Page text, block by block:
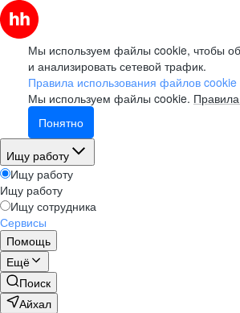
Мы используем файлы cookie, чтобы
и анализировать сетевой трафик.
Правила использования файлов cookie
Мы используем файлы cookie.
Понятно
Ищу работу
Ищу работу
Ищу работу
Ищу сотрудника
Сервисы
Помощь
Ещё
Поиск
Айхал